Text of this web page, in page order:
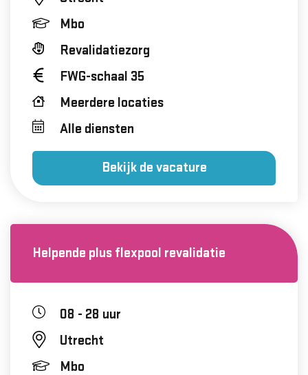
Mbo
Revalidatiezorg
FWG-schaal 35
Meerdere locaties
Alle diensten
Bekijk de vacature
Helpende plus flexpool revalidatie
08 - 28 uur
Utrecht
Mbo